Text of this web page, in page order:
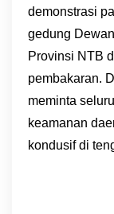
demonstrasi
gedung
Provinsi NTB
pembakaran.
meminta
keamanan
kondusif di